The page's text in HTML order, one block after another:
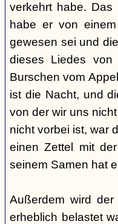
verkehrt habe. Das
habe er von
gewesen sei und
dieses Liedes
Burschen vom
ist die Nacht, und
von der wir uns
nicht vorbei ist, war
einen Zettel mit
seinem Samen hat
Außerdem wird
erheblich belastet